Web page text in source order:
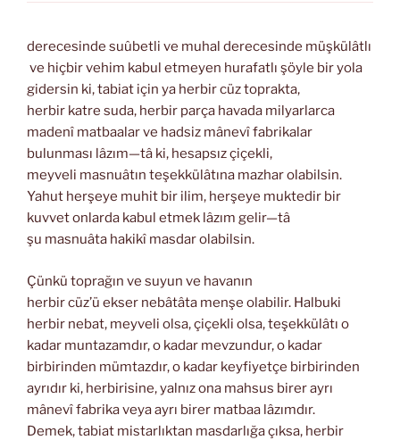
derecesinde suûbetli ve muhal derecesinde müşkülâtlı
ve hiçbir vehim kabul etmeyen hurafatlı şöyle bir yola
gidersin ki, tabiat için ya herbir cüz toprakta,
herbir katre suda, herbir parça havada milyarlarca
madenî matbaalar ve hadsiz mânevî fabrikalar
bulunması lâzım—tâ ki, hesapsız çiçekli,
meyveli masnuâtın teşekkülâtına mazhar olabilsin.
Yahut herşeye muhit bir ilim, herşeye muktedir bir
kuvvet onlarda kabul etmek lâzım gelir—tâ
şu masnuâta hakikî masdar olabilsin.
Çünkü toprağın ve suyun ve havanın
herbir cüz’ü ekser nebâtâta menşe olabilir. Halbuki
herbir nebat, meyveli olsa, çiçekli olsa, teşekkülâtı o
kadar muntazamdır, o kadar mevzundur, o kadar
birbirinden mümtazdır, o kadar keyfiyetçe birbirinden
ayrıdır ki, herbirisine, yalnız ona mahsus birer ayrı
mânevî fabrika veya ayrı birer matbaa lâzımdır.
Demek, tabiat mistarlıktan masdarlığa çıksa, herbir